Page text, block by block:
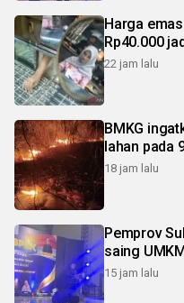
Harga
Rp40.000
22 jam lalu
BMKG
lahan pada
18 jam lalu
Pemprov
saing
15 jam lalu